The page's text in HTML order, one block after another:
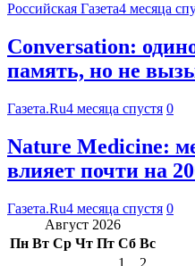
Российская Газета4 месяца
Conversation:
память, но не
Газета.Ru4 месяца спустя 0
Nature Medicine:
влияет почти на
Газета.Ru4 месяца спустя 0
Август 2026
Пн Вт Ср Чт Пт Сб Вс
1
2